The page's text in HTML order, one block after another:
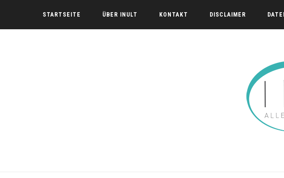
STARTSEITE ÜBER INULT KONTAKT DISCLAIMER